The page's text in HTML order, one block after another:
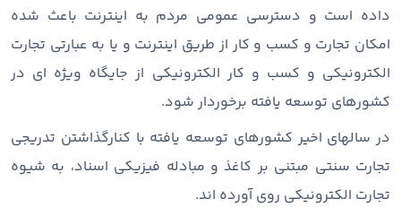
داده است و دسترسی عمومی مردم به اینترنت باعث شده
امکان تجارت و کسب و کار از طریق اینترنت و یا به عبارتی تجارت
الکترونیکی و کسب و کار الکترونیکی از جایگاه ویژه ای در
کشورهای توسعه یافته برخوردار شود.
در سالهای اخیر کشورهای توسعه یافته با کنارگذاشتن تدریجی
تجارت سنتی مبتنی بر کاغذ و مبادله فیزیکی اسناد، به شیوه
تجارت الکترونیکی روی آورده اند.